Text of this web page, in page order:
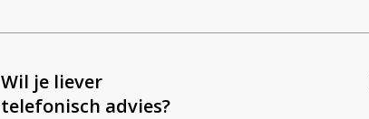
Wil je liever
telefonisch advies?